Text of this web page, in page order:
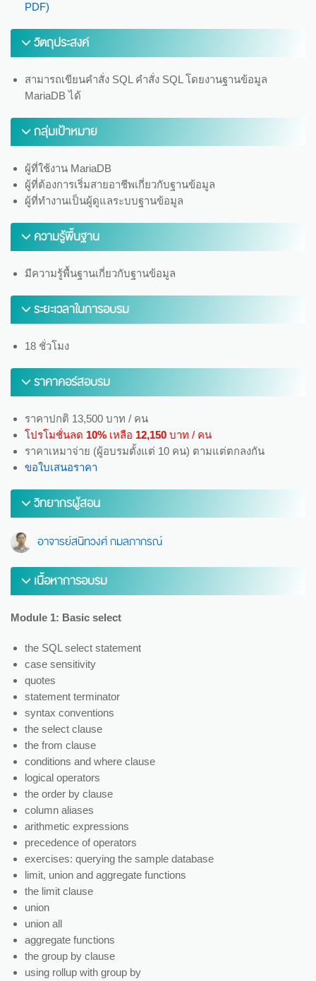
PDF)
วัตถุประสงค์
สามารถเขียนคำสั่ง SQL คำสั่ง SQL โดยงานฐานข้อมูล
MariaDB ได้
กลุ่มเป้าหมาย
ผู้ที่ใช้งาน MariaDB
ผู้ที่ต้องการเริ่มสายอาชีพเกี่ยวกับฐานข้อมูล
ผู้ที่ทำงานเป็นผู้ดูแลระบบฐานข้อมูล
ความรู้พื้นฐาน
มีความรู้พื้นฐานเกี่ยวกับฐานข้อมูล
ระยะเวลาในการอบรม
18 ชั่วโมง
ราคาคอร์สอบรม
ราคาปกติ 13,500 บาท / คน
โปรโมชั่นลด 10% เหลือ 12,150 บาท / คน
ราคาเหมาจ่าย (ผู้อบรมตั้งแต่ 10 คน) ตามแต่ตกลงกัน
ขอใบเสนอราคา
วิทยากรผู้สอน
อาจารย์สนิทวงศ์ กมลภากรณ์
เนื้อหาการอบรม
Module 1: Basic select
the SQL select statement
case sensitivity
quotes
statement terminator
syntax conventions
the select clause
the from clause
conditions and where clause
logical operators
the order by clause
column aliases
arithmetic expressions
precedence of operators
exercises: querying the sample database
limit, union and aggregate functions
the limit clause
union
union all
aggregate functions
the group by clause
using rollup with group by